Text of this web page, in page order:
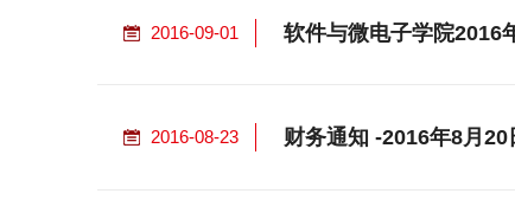
2016-09-01 软件与微电子学院2016
2016-08-23 财务通知 -2016年8月